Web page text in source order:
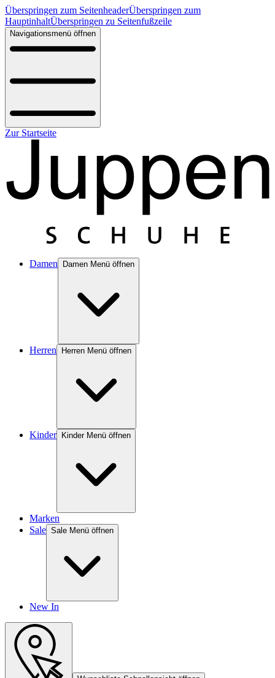
Überspringen zum SeitenheaderÜberspringen zum
HauptinhaltÜberspringen zu Seitenfußzeile
Navigationsmenü öffnen
Zur Startseite
Damen Damen Menü öffnen
Herren Herren Menü öffnen
Kinder Kinder Menü öffnen
Marken
Sale Sale Menü öffnen
New In